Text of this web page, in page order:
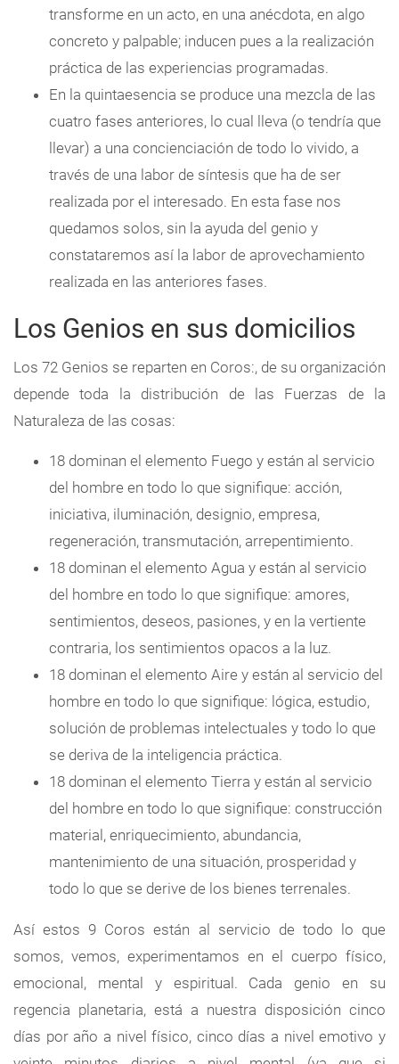
transforme en un acto, en una anécdota, en algo
concreto y palpable; inducen pues a la realización
práctica de las experiencias programadas.
En la quintaesencia se produce una mezcla de las
cuatro fases anteriores, lo cual lleva (o tendría que
llevar) a una concienciación de todo lo vivido, a
través de una labor de síntesis que ha de ser
realizada por el interesado. En esta fase nos
quedamos solos, sin la ayuda del genio y
constataremos así la labor de aprovechamiento
realizada en las anteriores fases.
Los Genios en sus domicilios
Los 72 Genios se reparten en Coros:, de su organización
depende toda la distribución de las Fuerzas de la
Naturaleza de las cosas:
18 dominan el elemento Fuego y están al servicio
del hombre en todo lo que signifique: acción,
iniciativa, iluminación, designio, empresa,
regeneración, transmutación, arrepentimiento.
18 dominan el elemento Agua y están al servicio
del hombre en todo lo que signifique: amores,
sentimientos, deseos, pasiones, y en la vertiente
contraria, los sentimientos opacos a la luz.
18 dominan el elemento Aire y están al servicio del
hombre en todo lo que signifique: lógica, estudio,
solución de problemas intelectuales y todo lo que
se deriva de la inteligencia práctica.
18 dominan el elemento Tierra y están al servicio
del hombre en todo lo que signifique: construcción
material, enriquecimiento, abundancia,
mantenimiento de una situación, prosperidad y
todo lo que se derive de los bienes terrenales.
Así estos 9 Coros están al servicio de todo lo que
somos, vemos, experimentamos en el cuerpo físico,
emocional, mental y espiritual. Cada genio en su
regencia planetaria, está a nuestra disposición cinco
días por año a nivel físico, cinco días a nivel emotivo y